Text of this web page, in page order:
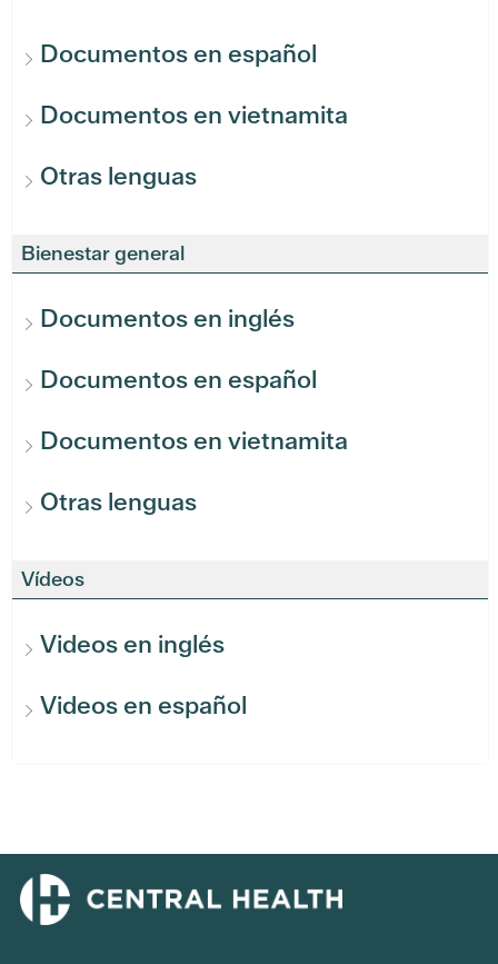
Documentos en español
Documentos en vietnamita
Otras lenguas
Bienestar general
Documentos en inglés
Documentos en español
Documentos en vietnamita
Otras lenguas
Vídeos
Videos en inglés
Videos en español